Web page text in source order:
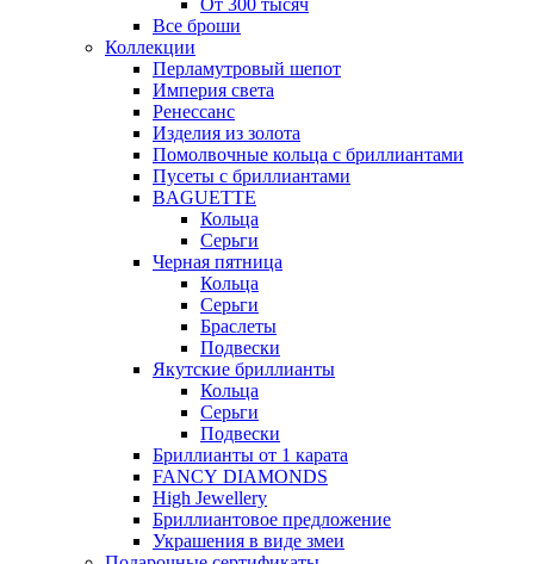
От 300 тысяч
Все броши
Коллекции
Перламутровый шепот
Империя света
Ренессанс
Изделия из золота
Помолвочные кольца с бриллиантами
Пусеты с бриллиантами
BAGUETTE
Кольца
Серьги
Черная пятница
Кольца
Серьги
Браслеты
Подвески
Якутские бриллианты
Кольца
Серьги
Подвески
Бриллианты от 1 карата
FANCY DIAMONDS
High Jewellery
Бриллиантовое предложение
Украшения в виде змеи